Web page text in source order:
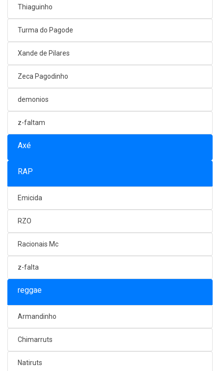
Thiaguinho
Turma do Pagode
Xande de Pilares
Zeca Pagodinho
demonios
z-faltam
Axé
RAP
Emicida
RZO
Racionais Mc
z-falta
reggae
Armandinho
Chimarruts
Natiruts